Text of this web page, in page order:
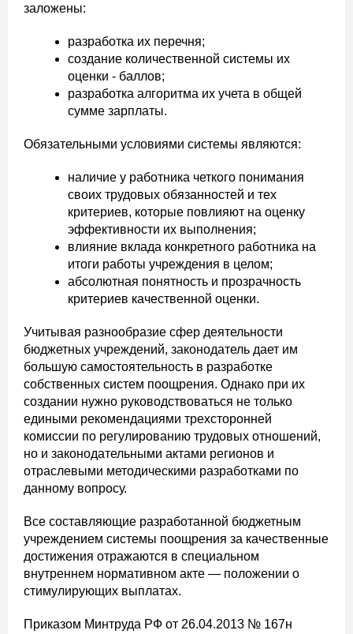
заложены:
разработка их перечня;
создание количественной системы их
оценки - баллов;
разработка алгоритма их учета в общей
сумме зарплаты.
Обязательными условиями системы являются:
наличие у работника четкого понимания
своих трудовых обязанностей и тех
критериев, которые повлияют на оценку
эффективности их выполнения;
влияние вклада конкретного работника на
итоги работы учреждения в целом;
абсолютная понятность и прозрачность
критериев качественной оценки.
Учитывая разнообразие сфер деятельности
бюджетных учреждений, законодатель дает им
большую самостоятельность в разработке
собственных систем поощрения. Однако при их
создании нужно руководствоваться не только
едиными рекомендациями трехсторонней
комиссии по регулированию трудовых отношений,
но и законодательными актами регионов и
отраслевыми методическими разработками по
данному вопросу.
Все составляющие разработанной бюджетным
учреждением системы поощрения за качественные
достижения отражаются в специальном
внутреннем нормативном акте — положении о
стимулирующих выплатах.
Приказом Минтруда РФ от 26.04.2013 № 167н